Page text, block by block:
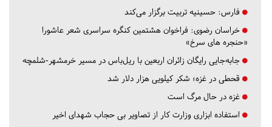
فارس: حسینیه تربیت برگزار می‌کند
خراسان رضوی: فراخوان هشتمین کنگره سراسری شعر عاشورا
«حنجره های سرخ»
جابه‌جایی رایگان زائران اربعین با ریل‌باس در مسیر خرمشهر-شلمچه
قحطی در غزه؛ شکر کیلویی هزار دلار شد
غزه در حال مرگ است
استفاده ابزاری وزارت کار از تصاویر بی حجاب شهدای اخیر